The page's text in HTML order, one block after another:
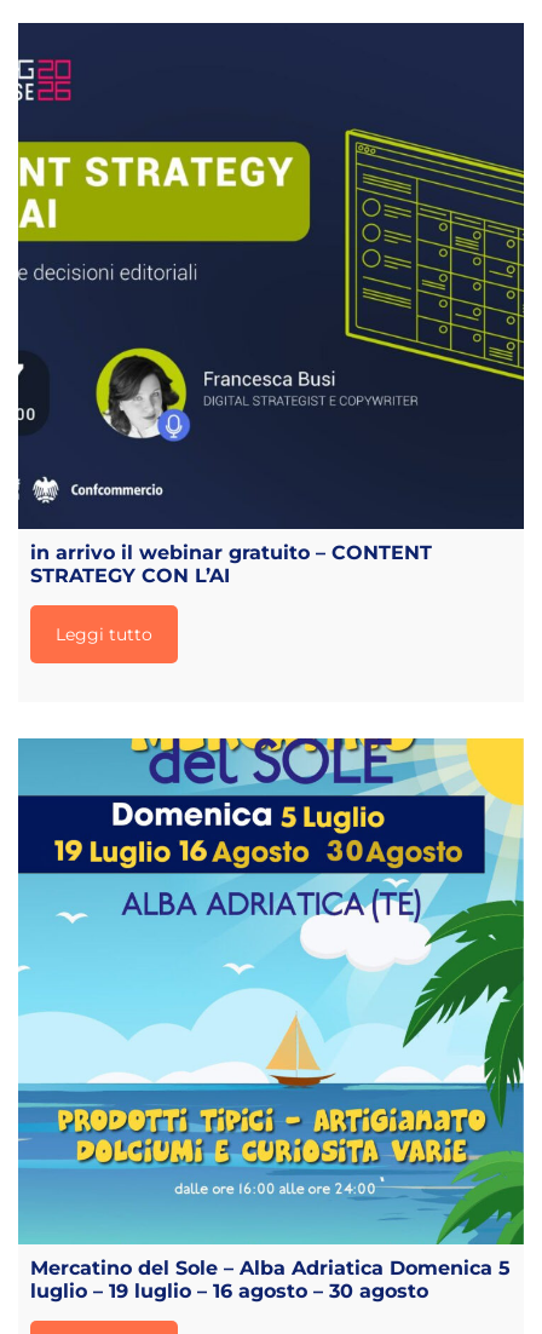
in arrivo il webinar gratuito – CONTENT
STRATEGY CON L’AI
Leggi tutto
Mercatino del Sole – Alba Adriatica Domenica 5
luglio – 19 luglio – 16 agosto – 30 agosto